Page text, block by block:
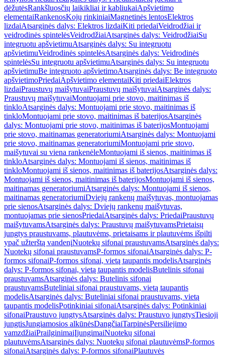
dėžutėsRankšluosčių laikikliai ir kabliukaiApšvietimo
elementaiRankenosKojų rinkiniaiMagnetinės lentosElektros
lizdaiAtsarginės dalys: Elektros lizdaiKiti priedaiVeidrodžiai ir
veidrodinės spintelėsVeidrodžiaiAtsarginės dalys: VeidrodžiaiSu
integruotu apšvietimuAtsarginės dalys: Su integruotu
apšvietimuVeidrodinės spintelėsAtsarginės dalys: Veidrodinės
spintelėsSu integruotu apšvietimuAtsarginės dalys: Su integruotu
apšvietimuBe integruoto apšvietimoAtsarginės dalys: Be integruoto
apšvietimoPriedaiApšvietimo elementaiKiti priedaiElektros
lizdaiPraustuvų maišytuvaiPraustuvų maišytuvaiAtsarginės dalys:
Praustuvų maišytuvaiMontuojami prie stovo, maitinimas iš
tinkloAtsarginės dalys: Montuojami prie stovo, maitinimas iš
tinkloMontuojami prie stovo, maitinimas iš baterijosAtsarginės
dalys: Montuojami prie stovo, maitinimas iš baterijosMontuojami
prie stovo, maitinamas generatoriumiAtsarginės dalys: Montuojami
prie stovo, maitinamas generatoriumiMontuojami prie stovo,
maišytuvai su viena rankenėleMontuojami iš sienos, maitinimas iš
tinkloAtsarginės dalys: Montuojami iš sienos, maitinimas iš
tinkloMontuojami iš sienos, maitinimas iš baterijosAtsarginės dalys:
Montuojami iš sienos, maitinimas iš baterijosMontuojami iš sienos,
maitinamas generatoriumiAtsarginės dalys: Montuojami iš sienos,
maitinamas generatoriumiDviejų rankenų maišytuvas, montuojamas
prie sienosAtsarginės dalys: Dviejų rankenų maišytuvas,
montuojamas prie sienosPriedaiAtsarginės dalys: PriedaiPraustuvų
maišytuvamsAtsarginės dalys: Praustuvų maišytuvamsPrietaisų
jungtys praustuvams, plautuvėms, prietaisams ir plautuvėms išpilti
ypač užterštą vandenįNuotekų sifonai praustuvamsAtsarginės dalys:
Nuotekų sifonai praustuvamsP-formos sifonaiAtsarginės dalys: P-
formos sifonaiP-formos sifonai, vietą taupantis modelisAtsarginės
dalys: P-formos sifonai, vietą taupantis modelisButelinis sifonai
praustuvamsAtsarginės dalys: Butelinis sifonai
praustuvamsButeliniai sifonai praustuvams, vietą taupantis
modelisAtsarginės dalys: Buteliniai sifonai praustuvams, vietą
taupantis modelisPotinkiniai sifonaiAtsarginės dalys: Potinkiniai
sifonaiPraustuvo jungtysAtsarginės dalys: Praustuvo jungtysTiesioji
jungtisJungiamosios alkūnėsDangčiaiTarpinėsPersiliejimo
vamzdžiaiPrailginimaiĮjungimaiNuotekų sifonai
plautuvėmsAtsarginės dalys: Nuotekų sifonai plautuvėmsP-formos
sifonaiAtsarginės dalys: P-formos sifonaiPlautuvės